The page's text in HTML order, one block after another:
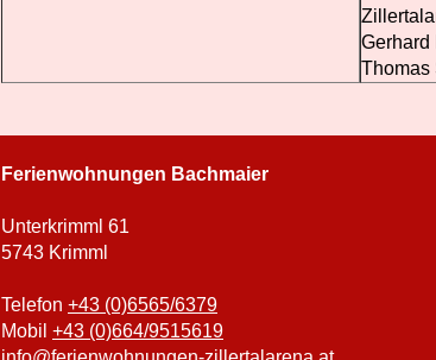
Gerhard
Thomas
Ferienwohnungen Bachmaier
Unterkrimml 61
5743 Krimml
Telefon +43 (0)6565/6379
Mobil +43 (0)664/9515619